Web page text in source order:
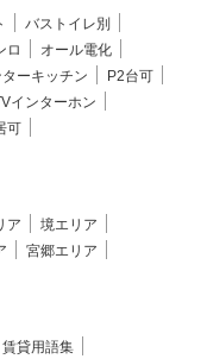
バストイレ別
ロ
オール電化
ーキッチン
P2台可
インターホン
可
ア
境エリア
宮郷エリア
賃貸用語集